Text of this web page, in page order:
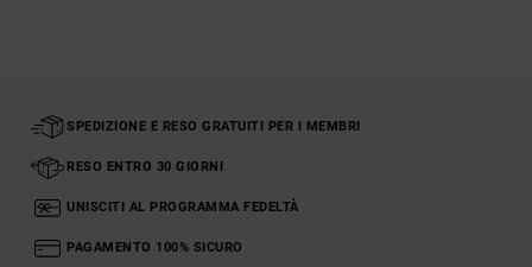
SPEDIZIONE E RESO GRATUITI PER I MEMBRI
RESO ENTRO 30 GIORNI
UNISCITI AL PROGRAMMA FEDELTÀ
PAGAMENTO 100% SICURO